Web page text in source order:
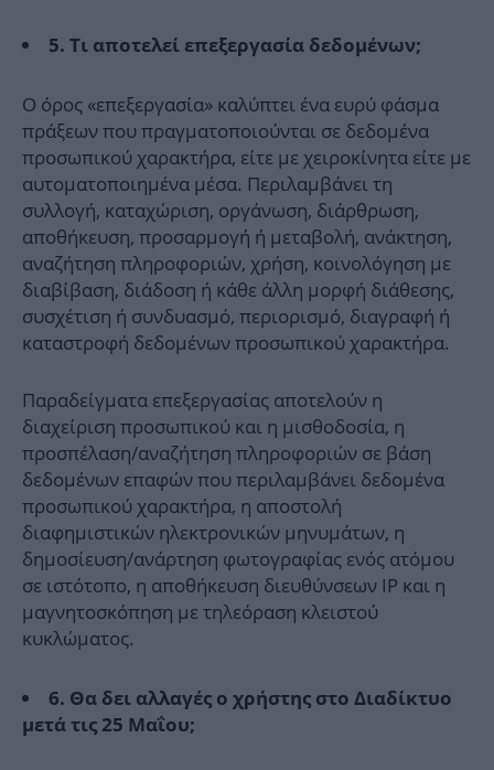
5. Τι αποτελεί επεξεργασία δεδομένων;
Ο όρος «επεξεργασία» καλύπτει ένα ευρύ φάσμα
πράξεων που πραγματοποιούνται σε δεδομένα
προσωπικού χαρακτήρα, είτε με χειροκίνητα είτε με
αυτοματοποιημένα μέσα. Περιλαμβάνει τη
συλλογή, καταχώριση, οργάνωση, διάρθρωση,
αποθήκευση, προσαρμογή ή μεταβολή, ανάκτηση,
αναζήτηση πληροφοριών, χρήση, κοινολόγηση με
διαβίβαση, διάδοση ή κάθε άλλη μορφή διάθεσης,
συσχέτιση ή συνδυασμό, περιορισμό, διαγραφή ή
καταστροφή δεδομένων προσωπικού χαρακτήρα.
Παραδείγματα επεξεργασίας αποτελούν η
διαχείριση προσωπικού και η μισθοδοσία, η
προσπέλαση/αναζήτηση πληροφοριών σε βάση
δεδομένων επαφών που περιλαμβάνει δεδομένα
προσωπικού χαρακτήρα, η αποστολή
διαφημιστικών ηλεκτρονικών μηνυμάτων, η
δημοσίευση/ανάρτηση φωτογραφίας ενός ατόμου
σε ιστότοπο, η αποθήκευση διευθύνσεων IP και η
μαγνητοσκόπηση με τηλεόραση κλειστού
κυκλώματος.
6. Θα δει αλλαγές ο χρήστης στο Διαδίκτυο
μετά τις 25 Μαΐου;